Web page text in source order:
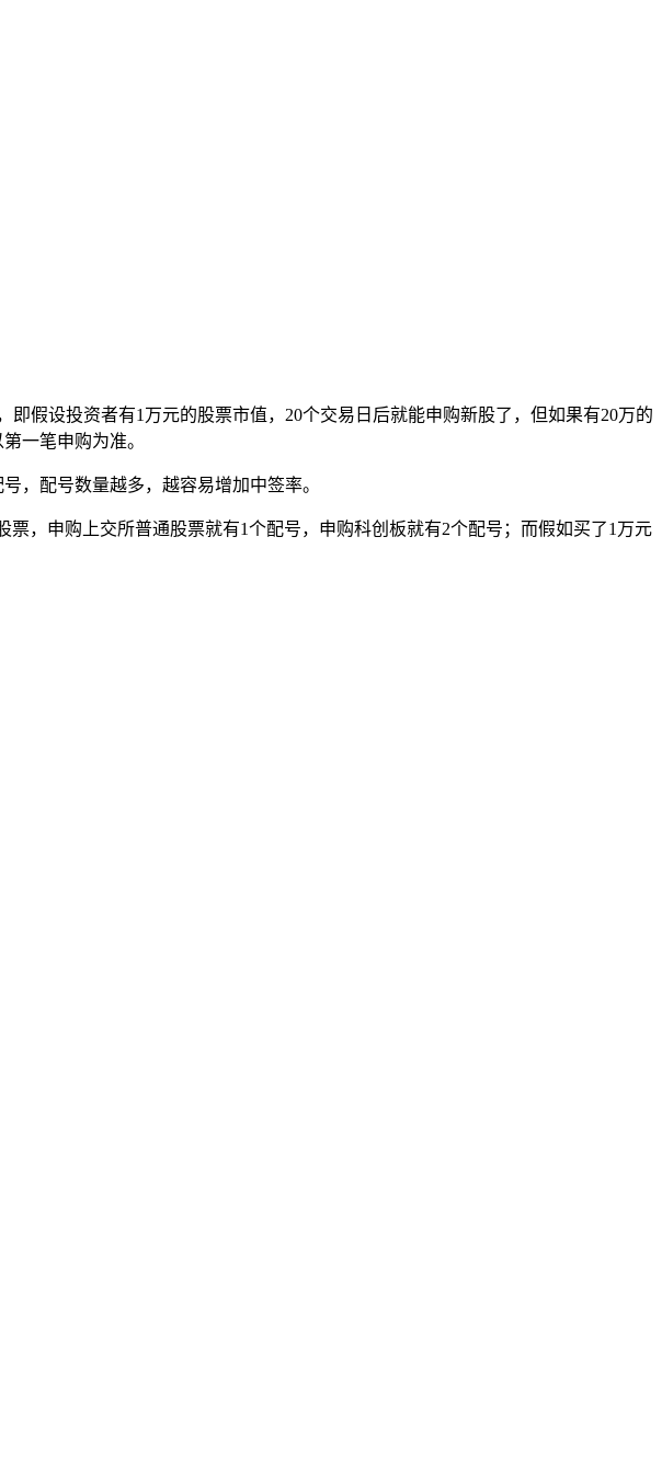
假设投资者有1万元的股票市值，20个交易日后就能申购新股了，但如果有20万的
一笔申购为准。
，配号数量越多，越容易增加中签率。
，申购上交所普通股票就有1个配号，申购科创板就有2个配号；而假如买了1万元